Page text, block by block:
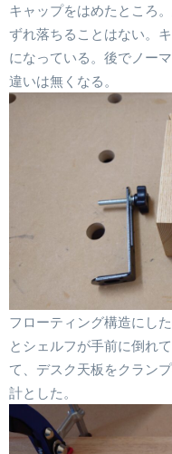
キャップをはめたところ
ずれ落ちることはない。
になっている。後でノー
違いは無くなる。
フローティング構造にし
とシェルフが手前に倒れ
て、デスク天板をクラン
計とした。